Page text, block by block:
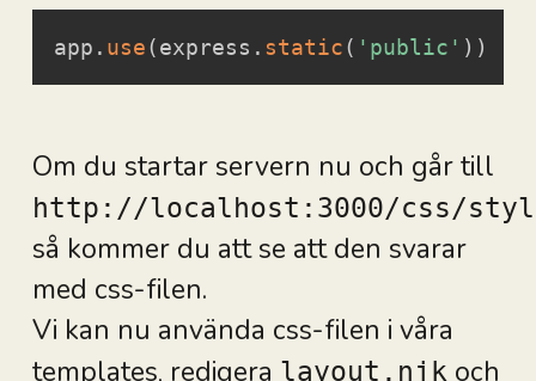
app . use(express . static( 'public' ) )
Om du startar servern nu och går till
http://localhost:3000/css/
så kommer du att se att den svarar
med css-filen.
Vi kan nu använda css-filen i våra
templates, redigera layout.njkoch